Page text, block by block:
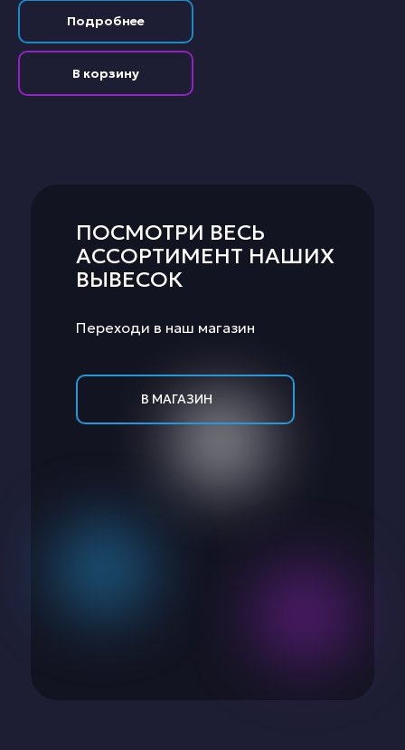
Подробнее
В корзину
В МАГАЗИН
Переходи в наш магазин
ПОСМОТРИ ВЕСЬ
АССОРТИМЕНТ НАШИХ
ВЫВЕСОК